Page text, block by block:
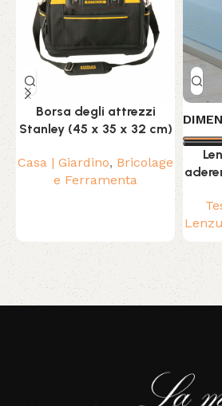
Borsa degli attrezzi
Stanley (45 x 35 x 32 cm)
Casa | Giardino, Bricolage
e Ferramenta
Read More